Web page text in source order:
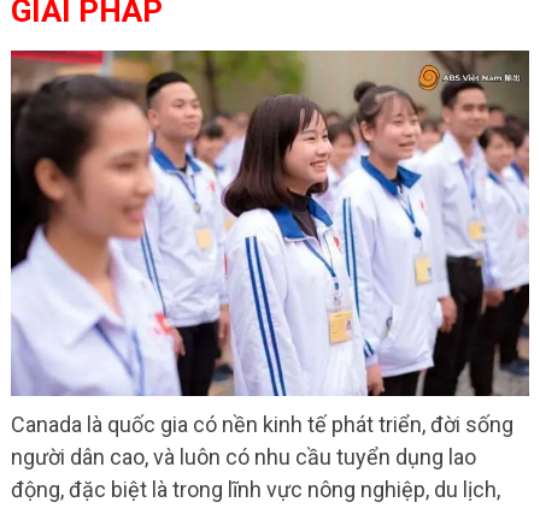
GIẢI PHÁP
Canada là quốc gia có nền kinh tế phát triển, đời sống
người dân cao, và luôn có nhu cầu tuyển dụng lao
động, đặc biệt là trong lĩnh vực nông nghiệp, du lịch,